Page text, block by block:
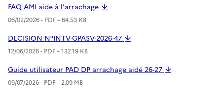
FAQ AMI aide à l'arrachage
06/02/2026 - PDF– 64.53 KB
DECISION N°INTV-GPASV-2026-47
12/06/2026 - PDF– 132.19 KB
Guide utilisateur PAD DP arrachage aidé 26-27
09/07/2026 - PDF– 2.09 MB